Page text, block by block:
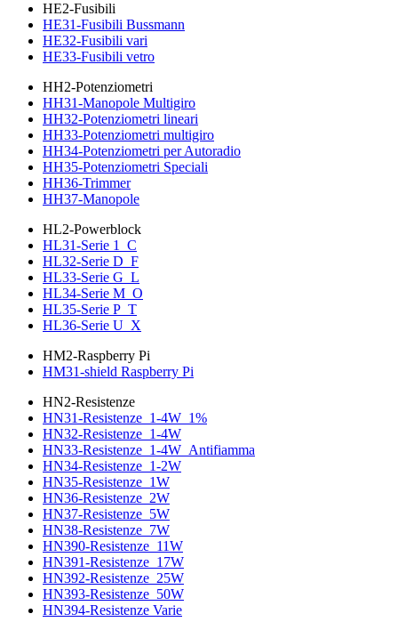
HE2-Fusibili
HE31-Fusibili Bussmann
HE32-Fusibili vari
HE33-Fusibili vetro
HH2-Potenziometri
HH31-Manopole Multigiro
HH32-Potenziometri lineari
HH33-Potenziometri multigiro
HH34-Potenziometri per Autoradio
HH35-Potenziometri Speciali
HH36-Trimmer
HH37-Manopole
HL2-Powerblock
HL31-Serie 1_C
HL32-Serie D_F
HL33-Serie G_L
HL34-Serie M_O
HL35-Serie P_T
HL36-Serie U_X
HM2-Raspberry Pi
HM31-shield Raspberry Pi
HN2-Resistenze
HN31-Resistenze_1-4W_1%
HN32-Resistenze_1-4W
HN33-Resistenze_1-4W_Antifiamma
HN34-Resistenze_1-2W
HN35-Resistenze_1W
HN36-Resistenze_2W
HN37-Resistenze_5W
HN38-Resistenze_7W
HN390-Resistenze_11W
HN391-Resistenze_17W
HN392-Resistenze_25W
HN393-Resistenze_50W
HN394-Resistenze Varie